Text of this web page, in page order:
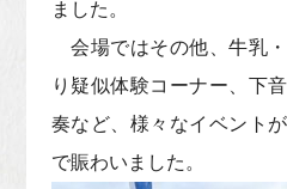
ました。
会場ではその他、牛乳
り疑似体験コーナー、下
奏など、様々なイベント
で賑わいました。